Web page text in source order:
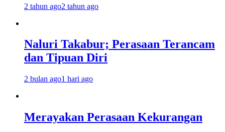
2 tahun ago2 tahun ago
Naluri Takabur; Perasaan Terancam
dan Tipuan Diri
2 bulan ago1 hari ago
Merayakan Perasaan Kekurangan